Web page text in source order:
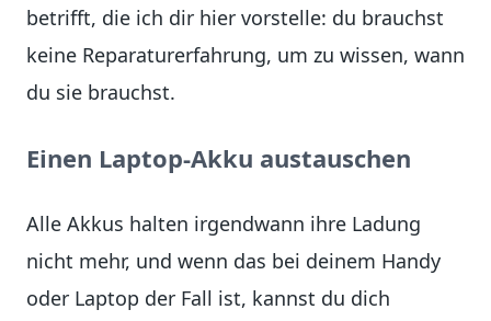
betrifft, die ich dir hier vorstelle: du brauchst
keine Reparaturerfahrung, um zu wissen, wann
du sie brauchst.
Einen Laptop-Akku austauschen
Alle Akkus halten irgendwann ihre Ladung
nicht mehr, und wenn das bei deinem Handy
oder Laptop der Fall ist, kannst du dich